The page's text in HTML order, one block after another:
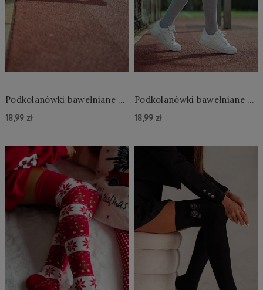
Podkolanówki bawełniane ze
18,99 zł
Do Koszyka »
Podkolanówki bawełniane ze
18,99 zł
Do Koszyka »